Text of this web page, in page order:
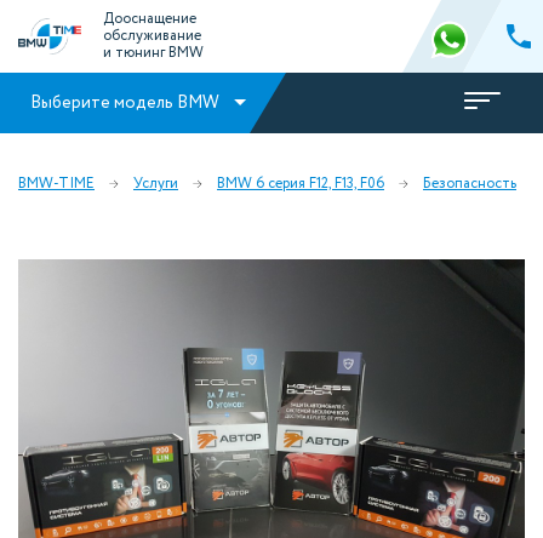
Дооснащение
обслуживание
и тюнинг BMW
Выберите модель BMW
BMW-TIME Услуги BMW 6 серия F12, F13, F06 Безопасность